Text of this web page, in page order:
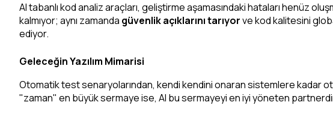
AI tabanlı kod analiz araçları, geliştirme aşamasındaki hataları henüz
kalmıyor; aynı zamanda güvenlik açıklarını tarıyor ve kod kalitesini
ediyor.
Geleceğin Yazılım Mimarisi
Otomatik test senaryolarından, kendi kendini onaran sistemlere kadar
"zaman" en büyük sermaye ise, AI bu sermayeyi en iyi yöneten